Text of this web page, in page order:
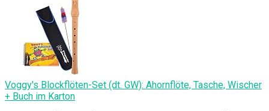
Voggy's Blockflöten-Set (dt. GW): Ahornflöte, Tasche, Wischer
+ Buch im Karton